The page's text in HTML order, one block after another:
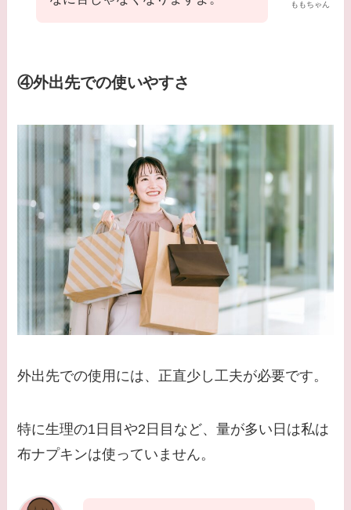
ももちゃん
④外出先での使いやすさ
外出先での使用には、正直少し工夫が必要です。
特に生理の1日目や2日目など、量が多い日は私は
布ナプキンは使っていません。